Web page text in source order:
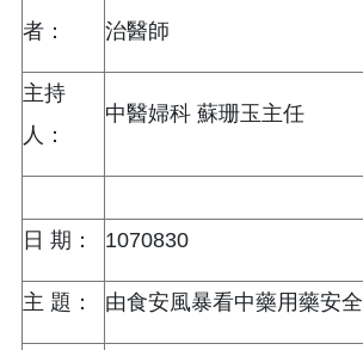
者：
治醫師
主持
人：
中醫婦科 蘇珊玉主任
日 期： 1070830
主 題： 由食安風暴看中藥用藥安全